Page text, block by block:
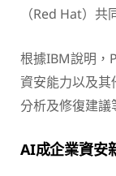
（Red Hat）
根據IBM說明
資安能力以及其
分析及修復建議
AI成企業資安